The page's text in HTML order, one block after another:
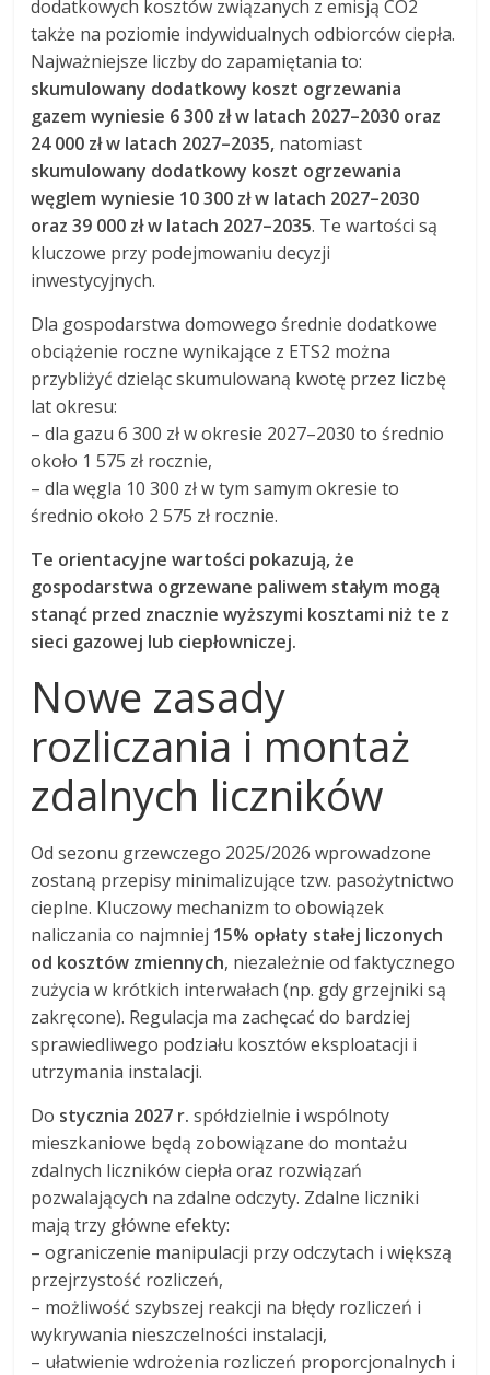
dodatkowych kosztów związanych z emisją CO2
także na poziomie indywidualnych odbiorców ciepła.
Najważniejsze liczby do zapamiętania to:
skumulowany dodatkowy koszt ogrzewania
gazem wyniesie 6 300 zł w latach 2027–2030 oraz
24 000 zł w latach 2027–2035, natomiast
skumulowany dodatkowy koszt ogrzewania
węglem wyniesie 10 300 zł w latach 2027–2030
oraz 39 000 zł w latach 2027–2035. Te wartości są
kluczowe przy podejmowaniu decyzji
inwestycyjnych.
Dla gospodarstwa domowego średnie dodatkowe
obciążenie roczne wynikające z ETS2 można
przybliżyć dzieląc skumulowaną kwotę przez liczbę
lat okresu:
– dla gazu 6 300 zł w okresie 2027–2030 to średnio
około 1 575 zł rocznie,
– dla węgla 10 300 zł w tym samym okresie to
średnio około 2 575 zł rocznie.
Te orientacyjne wartości pokazują, że
gospodarstwa ogrzewane paliwem stałym mogą
stanąć przed znacznie wyższymi kosztami niż te z
sieci gazowej lub ciepłowniczej.
Nowe zasady
rozliczania i montaż
zdalnych liczników
Od sezonu grzewczego 2025/2026 wprowadzone
zostaną przepisy minimalizujące tzw. pasożytnictwo
cieplne. Kluczowy mechanizm to obowiązek
naliczania co najmniej 15% opłaty stałej liczonych
od kosztów zmiennych, niezależnie od faktycznego
zużycia w krótkich interwałach (np. gdy grzejniki są
zakręcone). Regulacja ma zachęcać do bardziej
sprawiedliwego podziału kosztów eksploatacji i
utrzymania instalacji.
Do stycznia 2027 r. spółdzielnie i wspólnoty
mieszkaniowe będą zobowiązane do montażu
zdalnych liczników ciepła oraz rozwiązań
pozwalających na zdalne odczyty. Zdalne liczniki
mają trzy główne efekty:
– ograniczenie manipulacji przy odczytach i większą
przejrzystość rozliczeń,
– możliwość szybszej reakcji na błędy rozliczeń i
wykrywania nieszczelności instalacji,
– ułatwienie wdrożenia rozliczeń proporcjonalnych i